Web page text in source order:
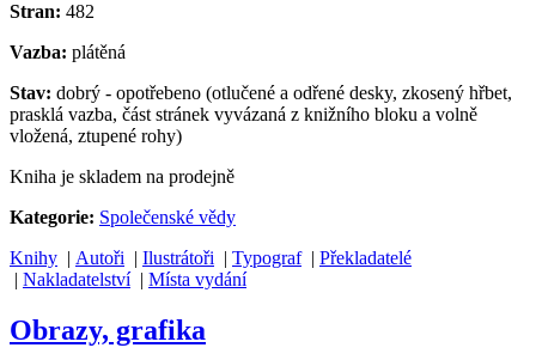
Stran: 482
Vazba: plátěná
Stav: dobrý - opotřebeno (otlučené a odřené desky, zkosený hřbet,
prasklá vazba, část stránek vyvázaná z knižního bloku a volně
vložená, ztupené rohy)
Kniha je skladem na prodejně
Kategorie: Společenské vědy
Knihy | Autoři | Ilustrátoři | Typograf| Překladatelé
| Nakladatelství| Místa vydání
Obrazy, grafika